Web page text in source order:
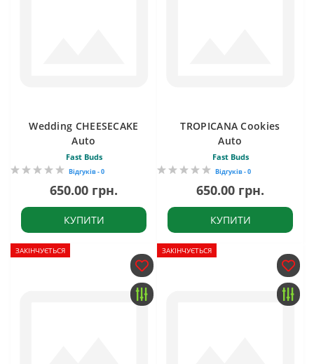
Wedding CHEESECAKE
Auto
Fast Buds
Відгуків - 0
650.00 грн.
КУПИТИ
TROPICANA Cookies
Auto
Fast Buds
Відгуків - 0
650.00 грн.
КУПИТИ
ЗАКІНЧУЄТЬСЯ ЗАКІНЧУЄТЬСЯ